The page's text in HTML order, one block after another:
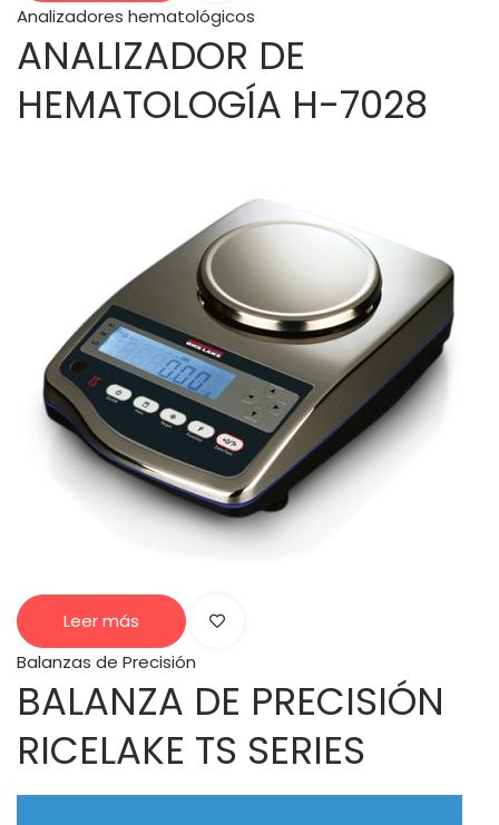
Analizadores hematológicos
ANALIZADOR DE
HEMATOLOGÍA H-7028
Leer más
Balanzas de Precisión
BALANZA DE PRECISIÓN
RICELAKE TS SERIES